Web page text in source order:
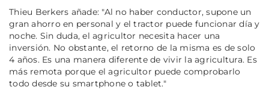
Thieu Berkers añade: "Al no haber conductor, supone un
gran ahorro en personal y el tractor puede funcionar día y
noche. Sin duda, el agricultor necesita hacer una
inversión. No obstante, el retorno de la misma es de solo
4 años. Es una manera diferente de vivir la agricultura. Es
más remota porque el agricultor puede comprobarlo
todo desde su smartphone o tablet."